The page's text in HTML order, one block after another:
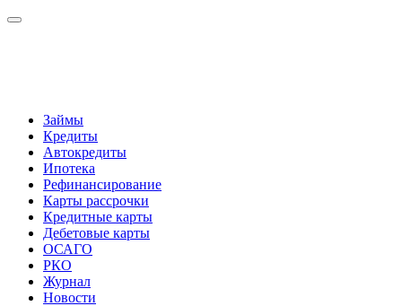
Займы
Кредиты
Автокредиты
Ипотека
Рефинансирование
Карты рассрочки
Кредитные карты
Дебетовые карты
ОСАГО
РКО
Журнал
Новости